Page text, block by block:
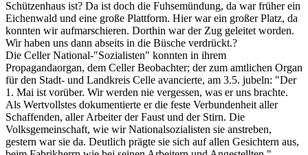
Schützenhaus ist? Da ist doch die Fuhsemündung, da war früher ein
Eichenwald und eine große Plattform. Hier war ein großer Platz, da
konnten wir aufmarschieren. Dorthin war der Zug geleitet worden.
Wir haben uns dann abseits in die Büsche verdrückt.?
Die Celler National-"Sozialisten" konnten in ihrem
Propagandaorgan, dem Celler Beobachter; der zum amtlichen Organ
für den Stadt- und Landkreis Celle avancierte, am 3.5. jubeln: "Der
1. Mai ist vorüber. Wir werden nie vergessen, was er uns brachte.
Als Wertvollstes dokumentierte er die feste Verbundenheit aller
Schaffenden, aller Arbeiter der Faust und der Stirn. Die
Volksgemeinschaft, wie wir Nationalsozialisten sie anstreben,
gestern war sie da. Deutlich prägte sie sich auf allen Gesichtern aus,